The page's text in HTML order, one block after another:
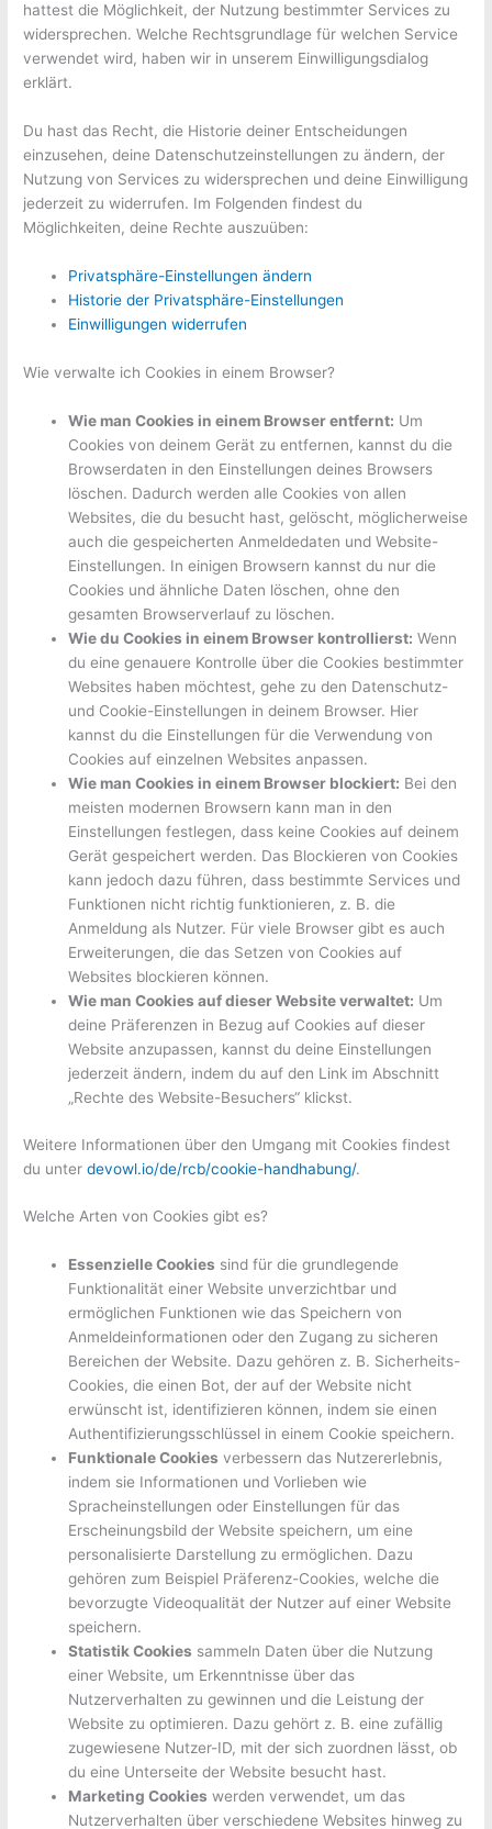
hattest die Möglichkeit, der Nutzung bestimmter Services zu
widersprechen. Welche Rechtsgrundlage für welchen Service
verwendet wird, haben wir in unserem Einwilligungsdialog
erklärt.
Du hast das Recht, die Historie deiner Entscheidungen
einzusehen, deine Datenschutzeinstellungen zu ändern, der
Nutzung von Services zu widersprechen und deine Einwilligung
jederzeit zu widerrufen. Im Folgenden findest du
Möglichkeiten, deine Rechte auszuüben:
Privatsphäre-Einstellungen ändern
Historie der Privatsphäre-Einstellungen
Einwilligungen widerrufen
Wie verwalte ich Cookies in einem Browser?
Wie man Cookies in einem Browser entfernt: Um
Cookies von deinem Gerät zu entfernen, kannst du die
Browserdaten in den Einstellungen deines Browsers
löschen. Dadurch werden alle Cookies von allen
Websites, die du besucht hast, gelöscht, möglicherweise
auch die gespeicherten Anmeldedaten und Website-
Einstellungen. In einigen Browsern kannst du nur die
Cookies und ähnliche Daten löschen, ohne den
gesamten Browserverlauf zu löschen.
Wie du Cookies in einem Browser kontrollierst: Wenn
du eine genauere Kontrolle über die Cookies bestimmter
Websites haben möchtest, gehe zu den Datenschutz-
und Cookie-Einstellungen in deinem Browser. Hier
kannst du die Einstellungen für die Verwendung von
Cookies auf einzelnen Websites anpassen.
Wie man Cookies in einem Browser blockiert: Bei den
meisten modernen Browsern kann man in den
Einstellungen festlegen, dass keine Cookies auf deinem
Gerät gespeichert werden. Das Blockieren von Cookies
kann jedoch dazu führen, dass bestimmte Services und
Funktionen nicht richtig funktionieren, z. B. die
Anmeldung als Nutzer. Für viele Browser gibt es auch
Erweiterungen, die das Setzen von Cookies auf
Websites blockieren können.
Wie man Cookies auf dieser Website verwaltet: Um
deine Präferenzen in Bezug auf Cookies auf dieser
Website anzupassen, kannst du deine Einstellungen
jederzeit ändern, indem du auf den Link im Abschnitt
„Rechte des Website-Besuchers“ klickst.
Weitere Informationen über den Umgang mit Cookies findest
du unterdevowl.io/de/rcb/cookie-handhabung/.
Welche Arten von Cookies gibt es?
Essenzielle Cookies sind für die grundlegende
Funktionalität einer Website unverzichtbar und
ermöglichen Funktionen wie das Speichern von
Anmeldeinformationen oder den Zugang zu sicheren
Bereichen der Website. Dazu gehören z. B. Sicherheits-
Cookies, die einen Bot, der auf der Website nicht
erwünscht ist, identifizieren können, indem sie einen
Authentifizierungsschlüssel in einem Cookie speichern.
Funktionale Cookies verbessern das Nutzererlebnis,
indem sie Informationen und Vorlieben wie
Spracheinstellungen oder Einstellungen für das
Erscheinungsbild der Website speichern, um eine
personalisierte Darstellung zu ermöglichen. Dazu
gehören zum Beispiel Präferenz-Cookies, welche die
bevorzugte Videoqualität der Nutzer auf einer Website
speichern.
Statistik Cookies sammeln Daten über die Nutzung
einer Website, um Erkenntnisse über das
Nutzerverhalten zu gewinnen und die Leistung der
Website zu optimieren. Dazu gehört z. B. eine zufällig
zugewiesene Nutzer-ID, mit der sich zuordnen lässt, ob
du eine Unterseite der Website besucht hast.
Marketing Cookies werden verwendet, um das
Nutzerverhalten über verschiedene Websites hinweg zu